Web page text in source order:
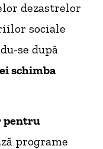
dezastrelor
sociale
se după
schimba
pentru
programe